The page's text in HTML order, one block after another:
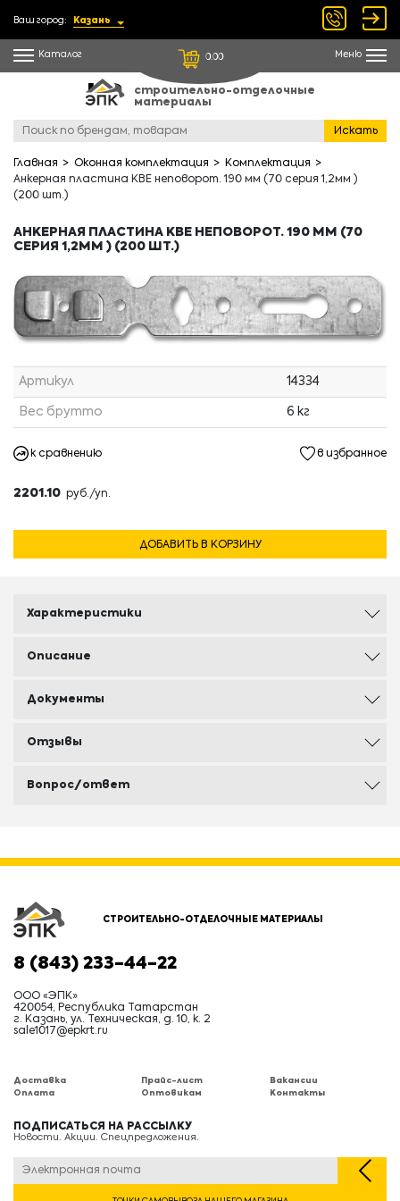
Ваш город: Казань
Каталог 0.00 Меню
строительно-отделочные
материалы
Искать
Главная Оконная комплектация
Комплектация
Анкерная пластина КВЕ неповорот. 190 мм (70 серия 1,2мм )
(200 шт.)
АНКЕРНАЯ ПЛАСТИНА КВЕ НЕПОВОРОТ. 190 ММ (70
СЕРИЯ 1,2ММ ) (200 ШТ.)
Артикул 14334
Вес брутто 6 кг
к сравнению в избранное
2201.10 руб./уп.
ДОБАВИТЬ В КОРЗИНУ
Характеристики
Описание
Документы
Отзывы
Вопрос/ответ
СТРОИТЕЛЬНО-ОТДЕЛОЧНЫЕ МАТЕРИАЛЫ
8 (843) 233-44-22
ООО «ЭПК»
420054, Республика Татарстан
г. Казань, ул. Техническая, д. 10, к. 2
sale1017@epkrt.ru
Доставка
Оплата
Прайс-лист
Оптовикам
Вакансии
Контакты
ПОДПИСАТЬСЯ НА РАССЫЛКУ
Новости. Акции. Спецпредложения.